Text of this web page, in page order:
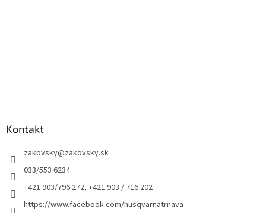
Kontakt
zakovsky@zakovsky.sk
033/553 6234
+421 903/796 272, +421 903 / 716 202
https://www.facebook.com/husqvarnatrnava